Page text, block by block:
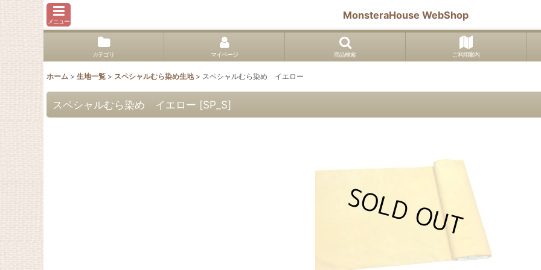
メニュー
MonsteraHouse WebShop
カテゴリ マイページ 商品検索 ご利用案内
ホーム > 生地一覧 > スペシャルむら染め生地 > スペシャルむら染め イエロー
スペシャルむら染め イエロー [SP_S]